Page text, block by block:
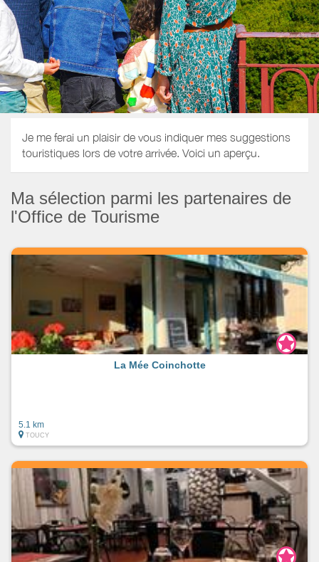
Je me ferai un plaisir de vous indiquer mes suggestions
touristiques lors de votre arrivée. Voici un aperçu.
Ma sélection parmi les partenaires de
l'Office de Tourisme
La Mée Coinchotte
5.1 km
TOUCY